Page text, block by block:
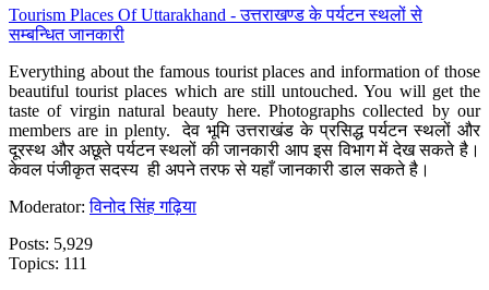
Tourism Places Of Uttarakhand - उत्तराखण्ड के पर्यटन स्थलों से
सम्बन्धित जानकारी
Everything about the famous tourist places and information of those
beautiful tourist places which are still untouched. You will get the
taste of virgin natural beauty here. Photographs collected by our
members are in plenty. देव भूमि उत्तराखंड के प्रसिद्ध पर्यटन स्थलों और
दूरस्थ और अछूते पर्यटन स्थलों की जानकारी आप इस विभाग में देख सकते है।
केवल पंजीकृत सदस्य ही अपने तरफ से यहाँ जानकारी डाल सकते है।
Moderator:विनोद सिंह गढ़िया
Posts: 5,929
Topics: 111